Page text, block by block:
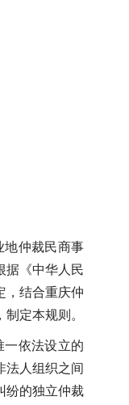
仲裁民商事
据《中华人民
，结合重庆仲
定本规则。
依法设立的
法人组织之间
纷的独立仲裁